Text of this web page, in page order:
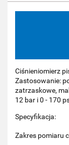
Ciśnieniomierz
Zastosowanie:
zatrzaskowe,
12 bar i 0 - 170
Specyfikacja:
Zakres pomiaru